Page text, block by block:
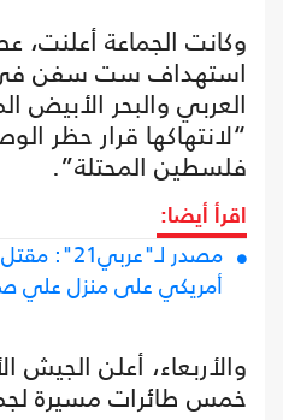
وكانت الجماعة أعلنت،
استهداف ست سفن في
العربي والبحر الأبيض
“لانتهاكها قرار حظر
فلسطين المحتلة”.
اقرأ أيضا:
مصدر
أمريكي على منزل علي
والأربعاء، أعلن الجيش
خمس طائرات مسيرة